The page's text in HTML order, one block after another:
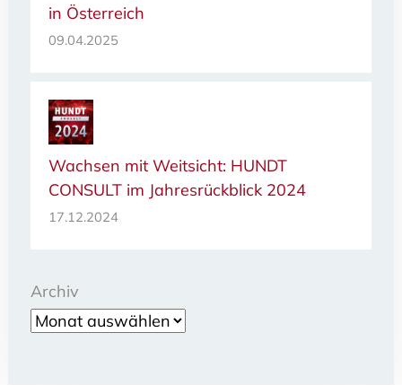
in Österreich
09.04.2025
Wachsen mit Weitsicht: HUNDT
CONSULT im Jahresrückblick 2024
17.12.2024
Archiv